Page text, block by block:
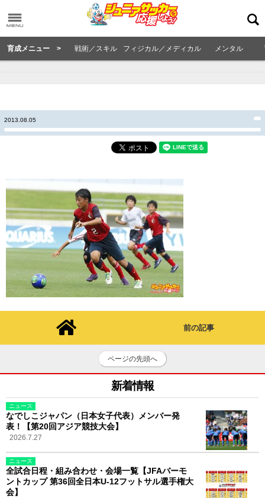
育成メニュー > 戦術／スキル フィジカル／メディカル メンタル
2013.08.05
前の記事
ページの先頭へ
新着情報
ニュース
なでしこジャパン（日本女子代表）メンバー発
表！【第20回アジア競技大会】
2026.7.27
ニュース
全試合日程・組み合わせ・会場一覧【JFAバーモ
ントカップ 第36回全日本U-12フットサル選手権大
会】